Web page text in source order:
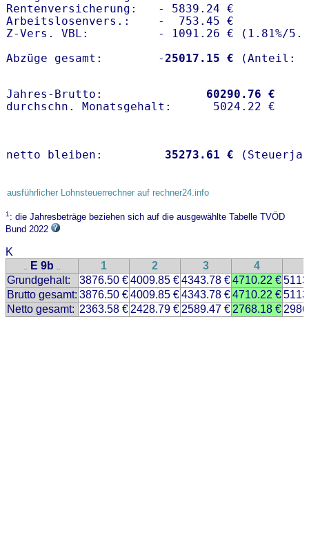
Rentenversicherung:   - 5839.24 €
Arbeitslosenvers.:    -  753.45 €
Z-Vers. VBL:          - 1091.26 € ( 1.81%/
Abzüge gesamt:        -25017.15 €
Jahres-Brutto: 60290.76 €
netto bleiben: 35273.61 €
ausführlicher Lohnsteuerrechner auf rechner24.info
1: die Jahresbeträge beziehen sich auf die ausgewählte Tabelle TVÖD
Bund 2022
K
.. E 9b .. 1 2 3 4
Grundgehalt:
3876.50 €4009.85 €4343.78 €4710.22 €
Brutto gesamt: 3876.50 €4009.85 €4343.78 €4710.22 €
Netto gesamt: 2363.58 € 2428.79 € 2589.47 € 2768.18 €